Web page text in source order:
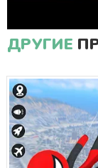
ДРУГИЕ